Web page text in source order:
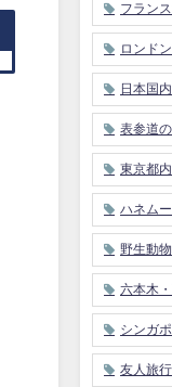
フラン
ロンド
日本国
表参道
東京都
ハネム
野生動物
六本木
シンガ
友人旅行